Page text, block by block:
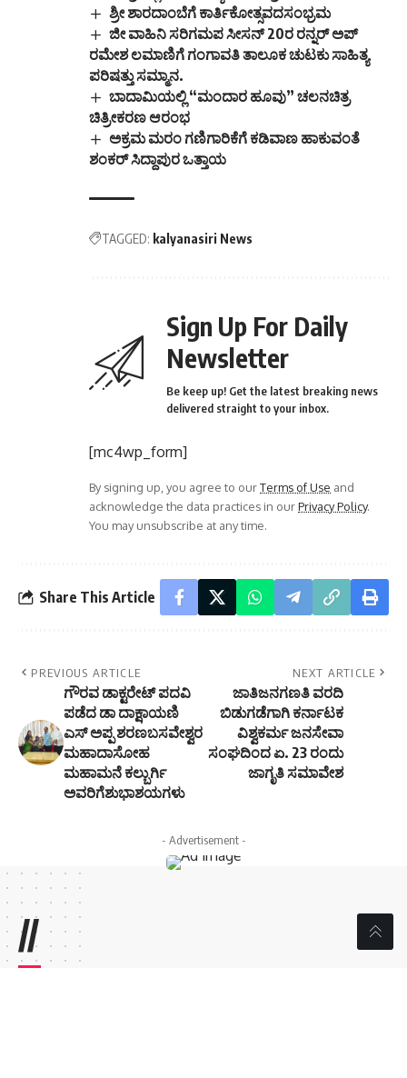
ಶ್ರೀ ಶಾರದಾಂಬೆಗೆ ಕಾರ್ತಿಕೋತ್ಸವದಸಂಭ್ರಮ
ಜೀ ವಾಹಿನಿ ಸರಿಗಮಪ ಸೀಸನ್ 20ರ ರನ್ನರ್ ಅಪ್
ರಮೇಶ ಲಮಾಣಿಗೆ ಗಂಗಾವತಿ ತಾಲೂಕ ಚುಟಕು ಸಾಹಿತ್ಯ
ಪರಿಷತ್ತು ಸಮ್ಮಾನ.
ಬಾದಾಮಿಯಲ್ಲಿ “ಮಂದಾರ ಹೂವು” ಚಲನಚಿತ್ರ
ಚಿತ್ರೀಕರಣ ಆರಂಭ
ಅಕ್ರಮ ಮರಂ ಗಣಿಗಾರಿಕೆಗೆ ಕಡಿವಾಣ ಹಾಕುವಂತೆ
ಶಂಕರ್ ಸಿದ್ದಾಪುರ ಒತ್ತಾಯ
TAGGED: kalyanasiri News
Sign Up For Daily
Newsletter
Be keep up! Get the latest breaking news
delivered straight to your inbox.
[mc4wp_form]
By signing up, you agree to ourTerms of Use and
acknowledge the data practices in ourPrivacy Policy.
You may unsubscribe at any time.
Share This Article
PREVIOUS ARTICLE
ಗೌರವ ಡಾಕ್ಟರೇಟ್ ಪದವಿ
ಪಡೆದ ಡಾ ದಾಕ್ಷಾಯಣಿ
ಎಸ್ ಅಪ್ಪ ಶರಣಬಸವೇಶ್ವರ
ಮಹಾದಾಸೋಹ
ಮಹಾಮನೆ ಕಲ್ಬುರ್ಗಿ
ಅವರಿಗೆಶುಭಾಶಯಗಳು
NEXT ARTICLE
ಜಾತಿಜನಗಣತಿ ವರದಿ
ಬಿಡುಗಡೆಗಾಗಿ ಕರ್ನಾಟಕ
ವಿಶ್ವಕರ್ಮ ಜನಸೇವಾ
ಸಂಘದಿಂದ ಏ. 23 ರಂದು
ಜಾಗೃತಿ ಸಮಾವೇಶ
- Advertisement -
//
W